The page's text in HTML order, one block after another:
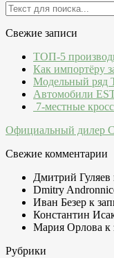
Свежие записи
ТОП-5
Как импортёру
Модельный ряд
Автомобили
7-местные
Официальный дилер
Свежие комментарии
Дмитрий Гуляев
Dmitry
Иван Безер к
Константин
Мария Орлова к
Рубрики